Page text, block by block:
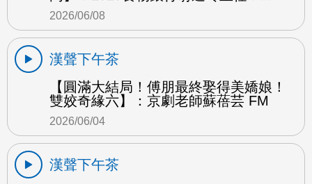
2026/06/08
漢聲下午茶
【圓滿大結局！傅朋最終娶得美嬌娘！
雙姣奇緣六】：京劇老師蘇蓓芸 FM
2026/06/04
漢聲下午茶